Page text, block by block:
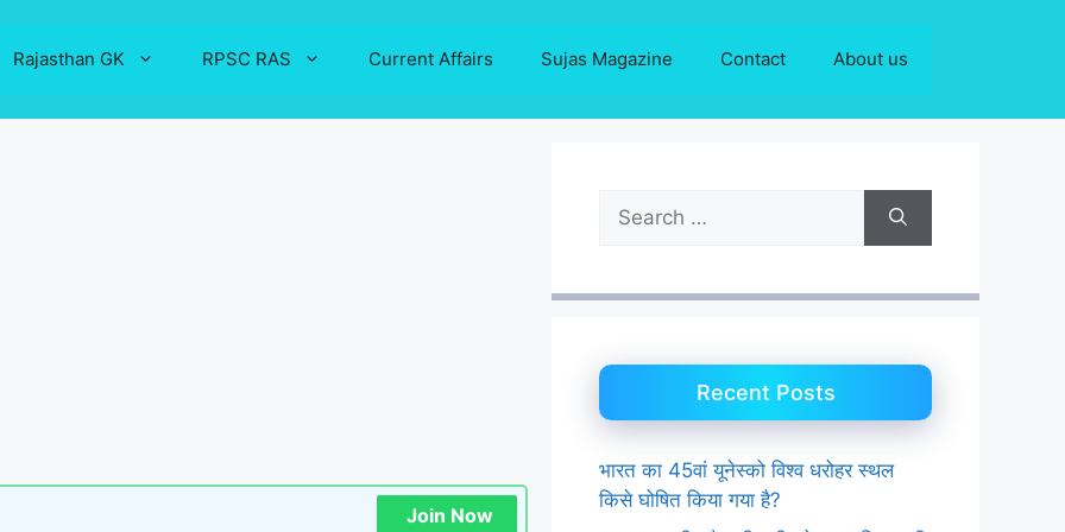
Rajasthan GK RPSC RAS Current Affairs Sujas Magazine Contact About us
Join Now
Search
for:
Recent Posts
भारत का 45वां यूनेस्को विश्व धरोहर स्थल
किसे घोषित किया गया है?